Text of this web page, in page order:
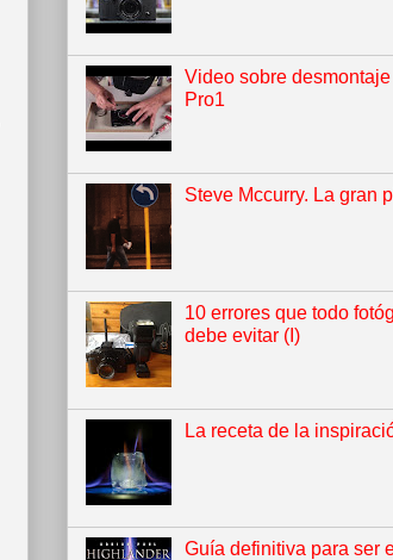
Video sobre
Pro1
Steve Mccurry. La gran
10 errores que todo
debe evitar (I)
La receta de la
Guía definitiva para ser